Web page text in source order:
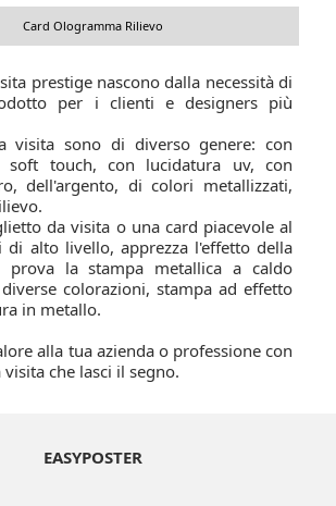
Card Ologramma Rilievo
prestige nascono dalla necessità di
per i clienti e designers più
visita sono di diverso genere: con
soft touch, con lucidatura uv, con
dell'argento, di colori metallizzati,
da visita o una card piacevole al
alto livello, apprezza l'effetto della
prova la stampa metallica a caldo
colorazioni, stampa ad effetto
in metallo.
alla tua azienda o professione con
che lasci il segno.
EASYPOSTER